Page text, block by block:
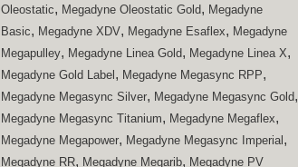
Oleostatic, Megadyne Oleostatic Gold, Megadyne
Basic, Megadyne XDV, Megadyne Esaflex, Megadyne
Megapulley, Megadyne Linea Gold, Megadyne Linea X,
Megadyne Gold Label , Megadyne Megasync RPP,
Megadyne Megasync Silver, Megadyne Megasync Gold,
Megadyne Megasync Titanium, Megadyne Megaflex,
Megadyne Megapower, Megadyne Megasync Imperial ,
Megadyne RR, Megadyne Megarib, Megadyne PV